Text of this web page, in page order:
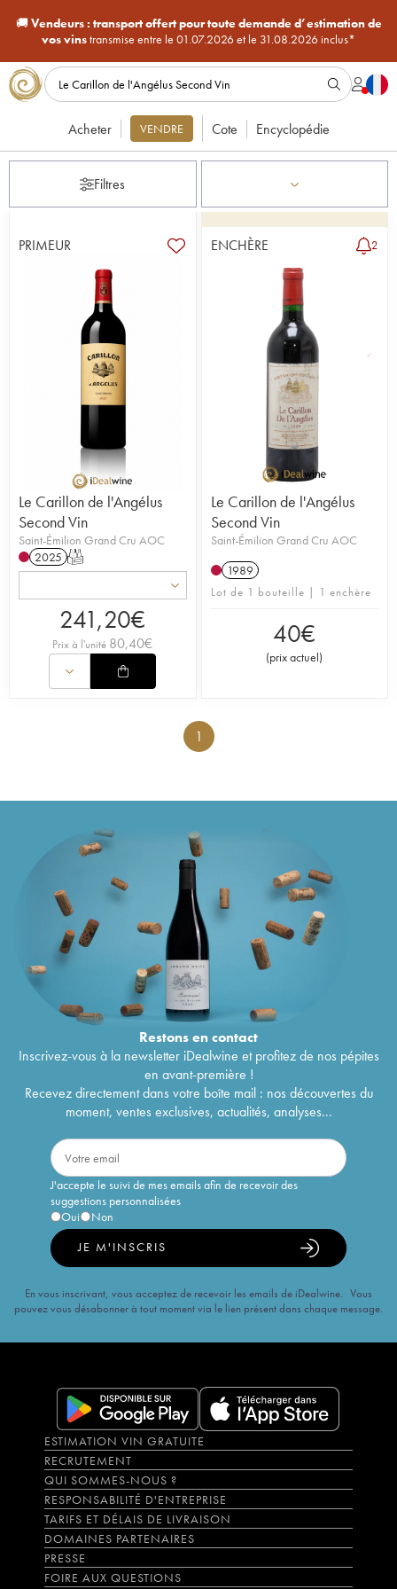
🚚Vendeurs : transport offert pour toute demande d’estimation de
vos vinstransmise entre le 01.07.2026 et le 31.08.2026 inclus*
Acheter VENDRE Cote Encyclopédie
Filtres
PRIMEUR
Le Carillon de l'Angélus
Second Vin
Saint-Émilion Grand Cru AOC
2025 T
241,20€
Prix à l'unité 80,40€
ENCHÈRE 2
Le Carillon de l'Angélus
Second Vin
Saint-Émilion Grand Cru AOC
1989
Lot de 1 bouteille | 1 enchère
40€
(prix actuel)
1
Restons encontact
Inscrivez-vous à la newsletter iDealwine et profitez de nos pépites
en avant-première !
Recevez directement dans votre boîte mail : nos découvertes du
moment, ventes exclusives, actualités, analyses...
J'accepte le suivi de mes emails afin de recevoir des
suggestions personnalisées
Oui
Non
JE M'INSCRIS
En vous inscrivant, vous acceptez de recevoir les emails de iDealwine. Vous
pouvez vous désabonner à tout moment via le lien présent dans chaque message.
ESTIMATION VIN GRATUITE
RECRUTEMENT
QUI SOMMES-NOUS ?
RESPONSABILITÉ D'ENTREPRISE
TARIFS ET DÉLAIS DE LIVRAISON
DOMAINES PARTENAIRES
PRESSE
FOIRE AUX QUESTIONS